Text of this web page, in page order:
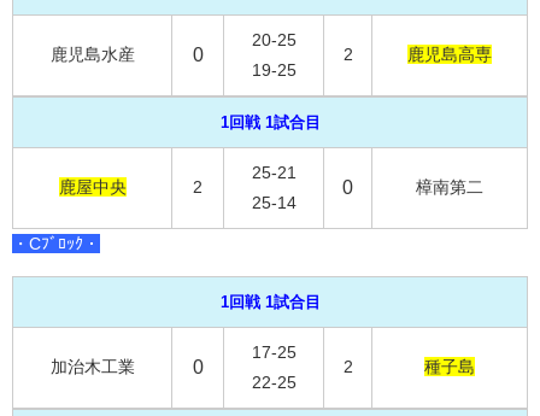
鹿児島水産 0
20-25
19-25
2 鹿児島高専
1回戦 1試合目
鹿屋中央 2
25-21
25-14
0 樟南第二
・Cﾌﾞﾛｯｸ・
1回戦 1試合目
加治木工業 0
17-25
22-25
2 種子島